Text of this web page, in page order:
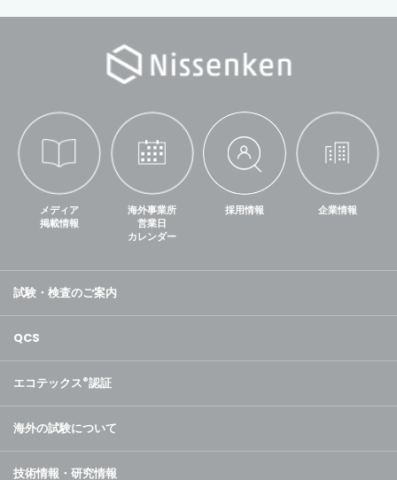
メディア
掲載情報
海外事業所
営業日
カレンダー
採用情報 企業情報
試験・検査のご案内
QCS
エコテックス®認証
海外の試験について
技術情報・研究情報